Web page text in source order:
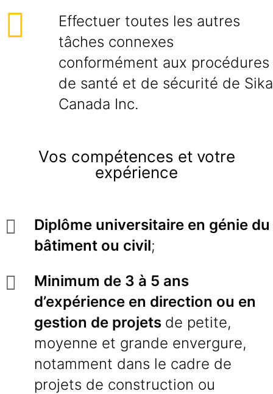
Effectuer toutes les autres
tâches connexes
conformément aux procédures
de santé et de sécurité de Sika
Canada Inc.
Vos compétences et votre
expérience
Diplôme universitaire en génie du
bâtiment ou civil;
Minimum de 3 à 5 ans
d’expérience en direction ou en
gestion de projets de petite,
moyenne et grande envergure,
notamment dans le cadre de
projets de construction ou